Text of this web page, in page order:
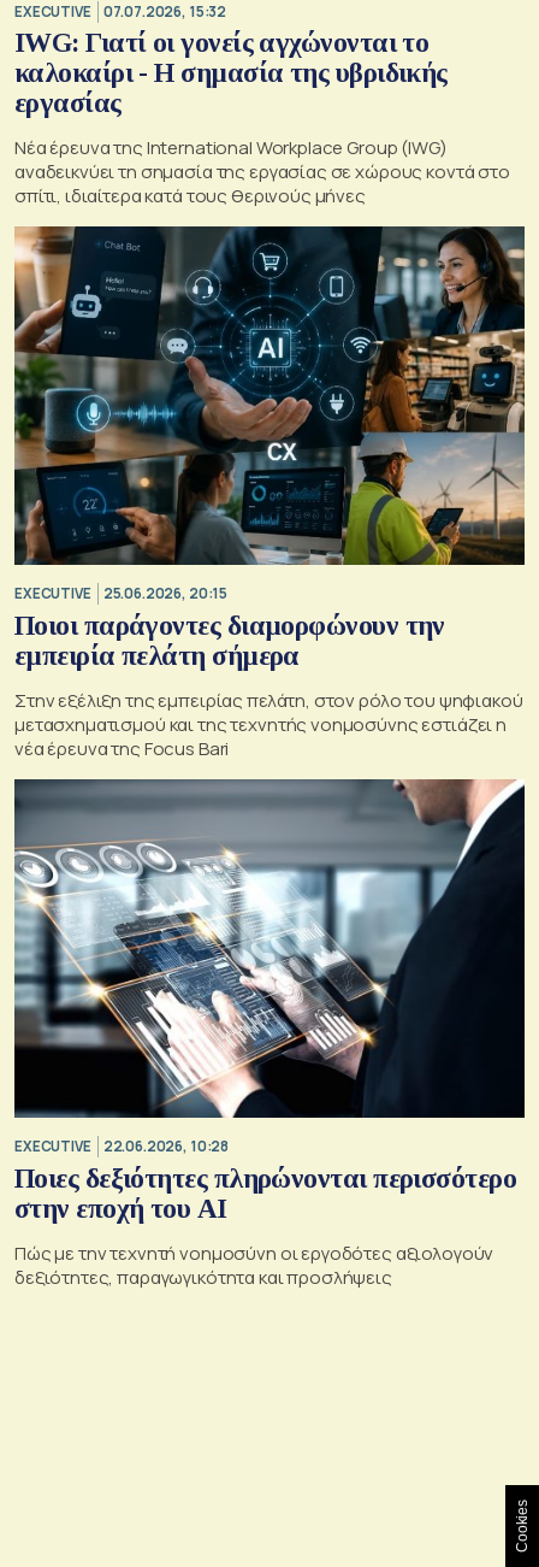
EXECUTIVE 07.07.2026, 15:32
IWG: Γιατί οι γονείς αγχώνονται το
καλοκαίρι - Η σημασία της υβριδικής
εργασίας
Νέα έρευνα της International Workplace Group (IWG)
αναδεικνύει τη σημασία της εργασίας σε χώρους κοντά στο
σπίτι, ιδιαίτερα κατά τους θερινούς μήνες
EXECUTIVE 25.06.2026, 20:15
Ποιοι παράγοντες διαμορφώνουν την
εμπειρία πελάτη σήμερα
Στην εξέλιξη της εμπειρίας πελάτη, στον ρόλο του ψηφιακού
μετασχηματισμού και της τεχνητής νοημοσύνης εστιάζει η
νέα έρευνα της Focus Bari
EXECUTIVE 22.06.2026, 10:28
Ποιες δεξιότητες πληρώνονται περισσότερο
στην εποχή του ΑΙ
Πώς με την τεχνητή νοημοσύνη οι εργοδότες αξιολογούν
δεξιότητες, παραγωγικότητα και προσλήψεις
Cookies